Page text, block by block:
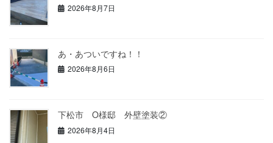
2026年8月7日
あ・あついですね！！
2026年8月6日
下松市 O様邸 外壁塗装②
2026年8月4日